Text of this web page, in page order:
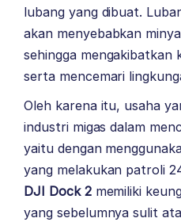
lubang yang dibuat.
akan menyebabkan
sehingga mengakibatkan
serta mencemari
Oleh karena itu, usaha
industri migas dalam
yaitu dengan
yang melakukan patroli
DJI Dock 2memiliki
yang sebelumnya sulit